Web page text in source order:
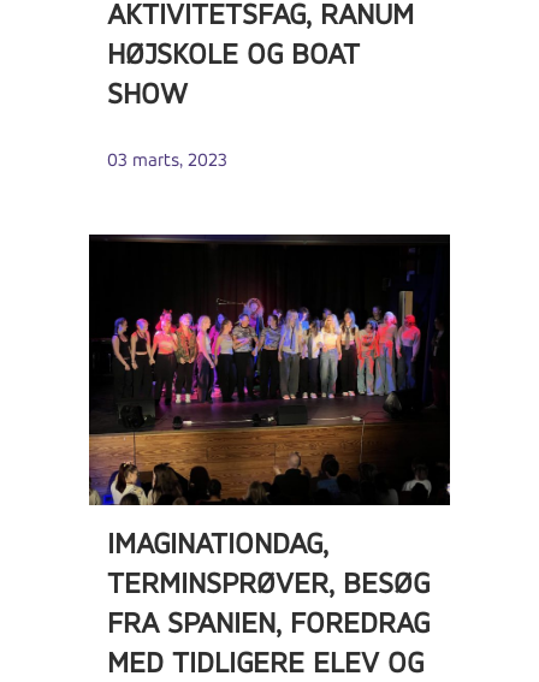
AKTIVITETSFAG, RANUM
HØJSKOLE OG BOAT
SHOW
03 marts, 2023
IMAGINATIONDAG,
TERMINSPRØVER, BESØG
FRA SPANIEN, FOREDRAG
MED TIDLIGERE ELEV OG